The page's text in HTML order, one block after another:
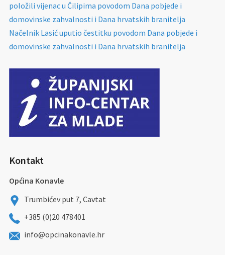
položili vijenac u Čilipima povodom Dana pobjede i
domovinske zahvalnosti i Dana hrvatskih branitelja
Načelnik Lasić uputio čestitku povodom Dana pobjede i
domovinske zahvalnosti i Dana hrvatskih branitelja
Kontakt
Općina Konavle
Trumbićev put 7, Cavtat
+385 (0)20 478401
info@opcinakonavle.hr